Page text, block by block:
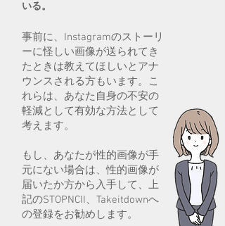
いる。
事前に、Instagramのストーリ
ーに怪しい画像が送られてき
たときは教えてほしいとアナ
ウンスされる方もいます。こ
れらは、あなた自身の不安の
軽減として有効な方法として
考えます。
​もし、あなたが性的画像が手
元にない場合は、性的画像が
届いたか方から入手して、上
記のSTOPNCII、Takeitdownへ
の登録をお勧めします。​